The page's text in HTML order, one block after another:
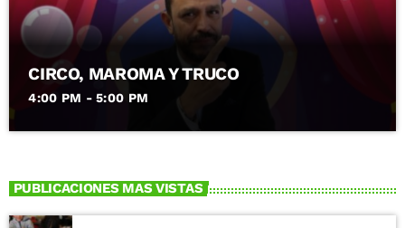
CIRCO, MAROMA Y TRUCO
4:00 PM - 5:00 PM
PUBLICACIONES MAS VISTAS